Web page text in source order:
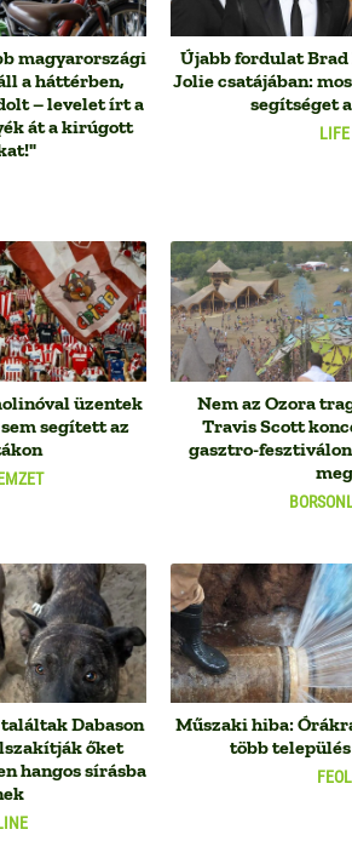
magyarországi
a háttérben,
– levelet írt a
át a kirúgott
LIFE
Újabb fordulat
Jolie csatájában:
segítséget
üzentek
segített az
Nem az Ozora
Travis Scott
gasztro-
meg
Dabason
őket
hangos sírásba
FEOL
Műszaki hiba:
több